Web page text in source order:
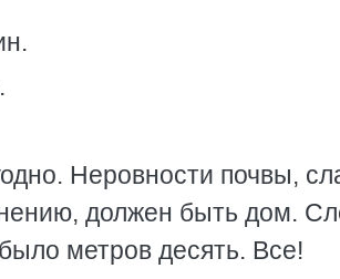
Неровности почвы,
должен быть дом.
метров десять. Все!